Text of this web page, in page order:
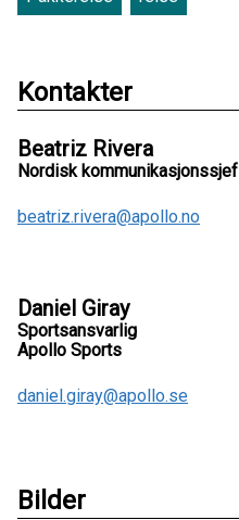
Kontakter
Beatriz Rivera
Nordisk kommunikasjonssjef
beatriz.rivera@apollo.no
Daniel Giray
Sportsansvarlig
Apollo Sports
daniel.giray@apollo.se
Bilder